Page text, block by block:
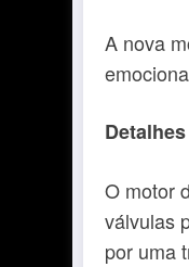
A nova
O motor
válvulas
por uma